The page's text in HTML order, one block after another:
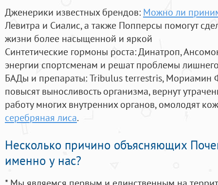
Дженерики известных брендов: Можно ли
Левитра и Сиалис, а также Попперсы помогут
жизни более насыщенной и яркой
Синтетические гормоны роста: Динатроп,
энергии спортсменам и решат проблемы
БАДы и препараты:Tribulus terrestris, Мориамин
повысят выносливость организма, вернут
работу многих внутренних органов, омолодят
серебряная лиса.
Несколько причино объясняющих
именно у нас?